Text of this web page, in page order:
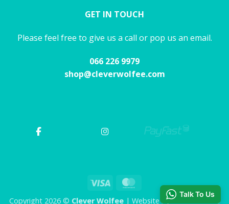
GET IN TOUCH
Please feel free to give us a call or pop us an email.
066 226 9979
shop@cleverwolfee.com
Visa
Copyright 2026 © Clever Wolfee| Website by CHAOS Studio
Talk To Us